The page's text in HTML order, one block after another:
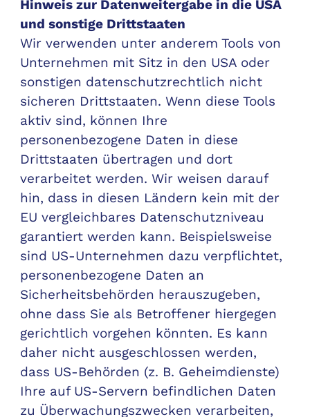
Hinweis zur Datenweitergabe in die USA
und sonstige Drittstaaten
Wir verwenden unter anderem Tools von
Unternehmen mit Sitz in den USA oder
sonstigen datenschutzrechtlich nicht
sicheren Drittstaaten. Wenn diese Tools
aktiv sind, können Ihre
personenbezogene Daten in diese
Drittstaaten übertragen und dort
verarbeitet werden. Wir weisen darauf
hin, dass in diesen Ländern kein mit der
EU vergleichbares Datenschutzniveau
garantiert werden kann. Beispielsweise
sind US-Unternehmen dazu verpflichtet,
personenbezogene Daten an
Sicherheitsbehörden herauszugeben,
ohne dass Sie als Betroffener hiergegen
gerichtlich vorgehen könnten. Es kann
daher nicht ausgeschlossen werden,
dass US-Behörden (z. B. Geheimdienste)
Ihre auf US-Servern befindlichen Daten
zu Überwachungszwecken verarbeiten,